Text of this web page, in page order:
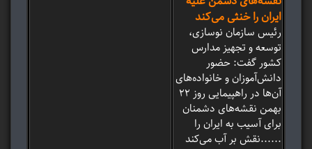
ایران را خنثی می‌کند
رئیس سازمان نوسازی،
توسعه و تجهیز مدارس
کشور گفت: حضور
دانش‌آموزان و خانواده‌های
آن‌ها در راهپیمایی روز 22
بهمن نقشه‌های دشمنان
برای آسیب به ایران را
نقش بر آب می‌کند......